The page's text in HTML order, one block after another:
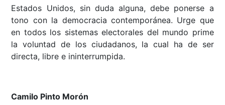
Estados Unidos, sin duda alguna, debe ponerse a
tono con la democracia contemporánea. Urge que
en todos los sistemas electorales del mundo prime
la voluntad de los ciudadanos, la cual ha de ser
directa, libre e ininterrumpida.
Camilo Pinto Morón